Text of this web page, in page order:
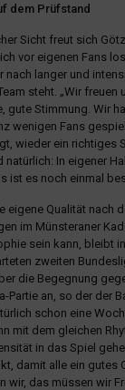
dem Prüfstand
Sicht freut sich
vor eigenen Fans
nach langer und
steht. „Wir freuen
gute Stimmung. Wir
wenigen Fans
wieder ein richtiges
natürlich: In eigener
ist es noch einmal
eigene Qualität nach
im Münsteraner
sein kann, bleibt
zweiten
die Begegnung
Partie an, so der der
schon eine
mit dem gleichen
in das Spiel
damit alle ein gutes
wir, das müssen wir